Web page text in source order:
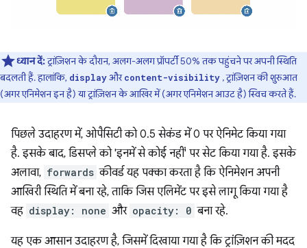
ध्यान दें:ट्रांज़िशन के दौरान, अलग-अलग प्रॉपर्टी 50% तक पहुंचने पर अपनी स्थिति
बदलती हैं. हालांकि, displayऔरcontent-visibility , ट्रांज़िशन की शुरुआत
(अगर एनिमेशन इन है) या ट्रांज़िशन के आखिर में (अगर एनिमेशन आउट है) स्विच करते हैं.
पिछले उदाहरण में, ओपैसिटी को 0.5 सेकंड में 0 पर ऐनिमेट किया गया
है. इसके बाद, डिसप्ले को 'इनमें से कोई नहीं' पर सेट किया गया है. इसके
अलावा, forwards कीवर्ड यह पक्का करता है कि ऐनिमेशन अपनी
आखिरी स्थिति में बना रहे, ताकि जिस एलिमेंट पर इसे लागू किया गया है
वह display: none और opacity: 0 बना रहे.
यह एक आसान उदाहरण है, जिसमें दिखाया गया है कि ट्रांज़िशन की मदद